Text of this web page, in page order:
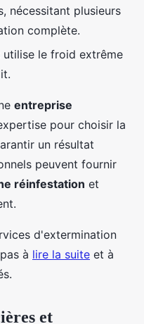
nécessitant plusieurs
complète.
utilise le froid extrême
entreprise
pour choisir la
un résultat
peuvent fournir
réinfestation et
d'extermination
à lire la suite et à
et